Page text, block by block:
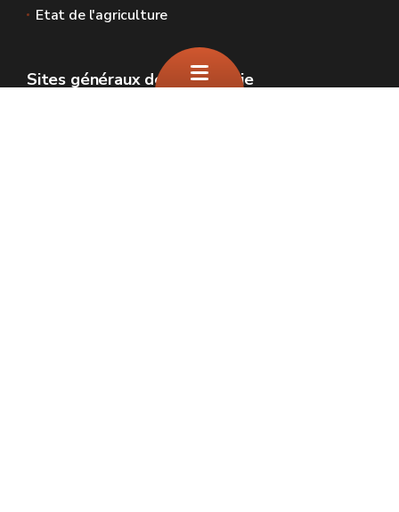
Etat de l'agriculture
Sites généraux de la Wallonie